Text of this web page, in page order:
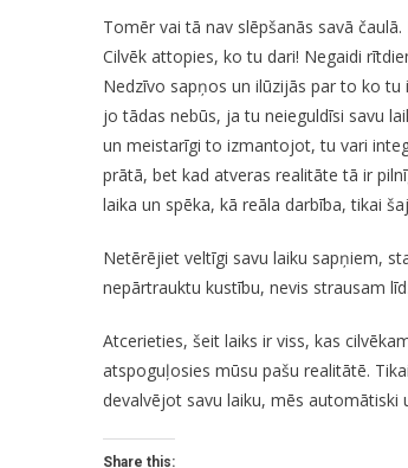
Tomēr vai tā nav slēpšanās savā
Cilvēk attopies, ko tu dari! Negaidi
Nedzīvo sapņos un ilūzijās par to ko tu
jo tādas nebūs, ja tu neieguldīsi savu
un meistarīgi to izmantojot, tu vari
prātā, bet kad atveras realitāte tā ir
laika un spēka, kā reāla darbība, tikai
Netērējiet veltīgi savu laiku sapņiem,
nepārtrauktu kustību, nevis strausam
Atcerieties, šeit laiks ir viss, kas
atspoguļosies mūsu pašu realitātē.
devalvējot savu laiku, mēs automātiski
Share this: